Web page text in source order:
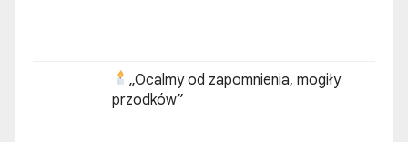
„Ocalmy od zapomnienia, mogiły
przodków”